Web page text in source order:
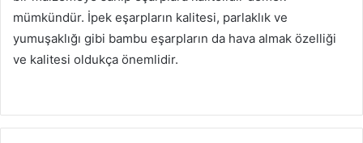
mümkündür. İpek eşarpların kalitesi, parlaklık ve
yumuşaklığı gibi bambu eşarpların da hava almak özelliği
ve kalitesi oldukça önemlidir.